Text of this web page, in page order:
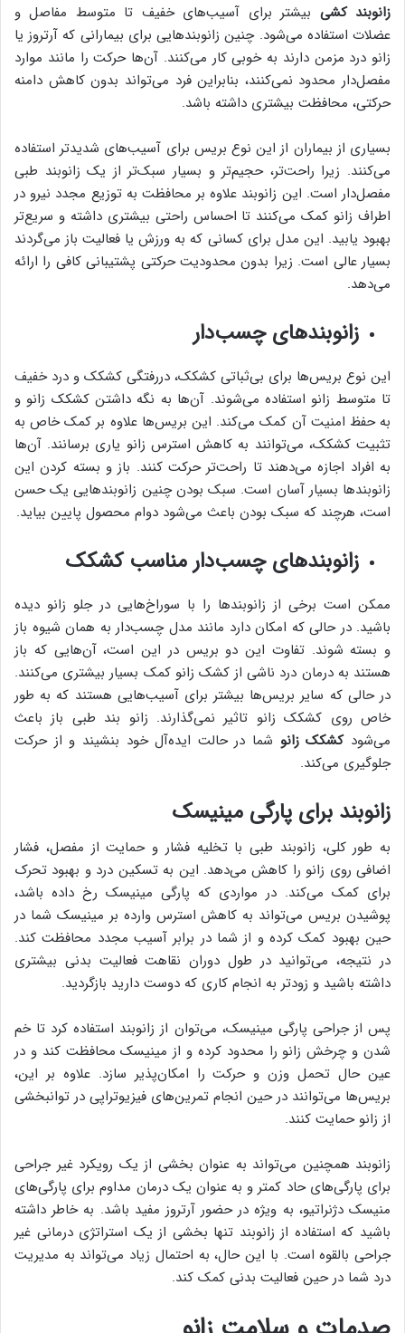
زانوبند کشی بیشتر برای آسیب‌های خفیف تا متوسط مفاصل و
عضلات استفاده می‌شود. چنین زانوبندهایی برای بیمارانی که آرتروز یا
زانو درد مزمن دارند به خوبی کار می‌کنند. آن‌ها حرکت را مانند موارد
مفصل‌دار محدود نمی‌کنند، بنابراین فرد می‌تواند بدون کاهش دامنه
حرکتی، محافظت بیشتری داشته باشد.
بسیاری از بیماران از این نوع بریس برای آسیب‌های شدیدتر استفاده
می‌کنند. زیرا راحت‌تر، حجیم‌تر و بسیار سبک‌تر از یک زانوبند طبی
مفصل‌دار است. این زانوبند علاوه بر محافظت به توزیع مجدد نیرو در
اطراف زانو کمک می‌کنند تا احساس راحتی بیشتری داشته و سریع‌تر
بهبود یابید. این مدل برای کسانی که به ورزش یا فعالیت باز می‌گردند
بسیار عالی است. زیرا بدون محدودیت حرکتی پشتیبانی کافی را ارائه
می‌دهد.
زانوبندهای چسب‌دار
این نوع بریس‌ها برای بی‌ثباتی کشکک، دررفتگی کشکک و درد خفیف
تا متوسط ​​زانو استفاده می‌شوند. آن‌ها به نگه داشتن کشکک زانو و
به حفظ امنیت آن کمک می‌کند. این بریس‌ها علاوه بر کمک خاص به
تثبیت کشکک، می‌توانند به کاهش استرس زانو یاری برسانند. آن‌ها
به افراد اجازه می‌دهند تا راحت‌تر حرکت کنند. باز و بسته کردن این
زانوبندها بسیار آسان است. سبک بودن چنین زانوبندهایی یک حسن
است، هرچند که سبک بودن باعث می‌شود دوام محصول پایین بیاید.
زانوبندهای چسب‌دار مناسب کشکک
ممکن است برخی از زانوبندها را با سوراخ‌هایی در جلو زانو دیده
باشید. در حالی که امکان دارد مانند مدل چسب‌دار به همان شیوه باز
و بسته شوند. تفاوت این دو بریس در این است، آن‌هایی که باز
هستند به درمان درد ناشی از کشک زانو کمک بسیار بیشتری می‌کنند.
در حالی که سایر بریس‌ها بیشتر برای آسیب‌هایی هستند که به طور
خاص روی کشکک زانو تاثیر نمی‌گذارند. زانو بند طبی باز باعث
می‌شودکشکک زانو شما در حالت ایده‌آل خود بنشیند و از حرکت
جلوگیری می‌کند.
زانوبند برای پارگی مینیسک
به طور کلی، زانوبند طبی با تخلیه فشار و حمایت از مفصل، فشار
اضافی روی زانو را کاهش می‌دهد. این به تسکین درد و بهبود تحرک
برای کمک می‌کند. در مواردی که پارگی مینیسک رخ داده باشد،
پوشیدن بریس می‌تواند به کاهش استرس وارده بر مینیسک شما در
حین بهبود کمک کرده و از شما در برابر آسیب مجدد محافظت کند.
در نتیجه، می‌توانید در طول دوران نقاهت فعالیت بدنی بیشتری
داشته باشید و زودتر به انجام کاری که دوست دارید بازگردید.
پس از جراحی پارگی مینیسک، می‌توان از زانوبند استفاده کرد تا خم
شدن و چرخش زانو را محدود کرده و از مینیسک محافظت کند و در
عین حال تحمل وزن و حرکت را امکان‌پذیر سازد. علاوه بر این،
بریس‌ها می‌توانند در حین انجام تمرین‌های فیزیوتراپی در توانبخشی
از زانو حمایت کنند.
زانوبند همچنین می‌تواند به عنوان بخشی از یک رویکرد غیر جراحی
برای پارگی‌های حاد کمتر و به عنوان یک درمان مداوم برای پارگی‌های
منیسک دژنراتیو، به ویژه در حضور آرتروز مفید باشد. به خاطر داشته
باشید که استفاده از زانوبند تنها بخشی از یک استراتژی درمانی غیر
جراحی بالقوه است. با این حال، به احتمال زیاد می‌تواند به مدیریت
درد شما در حین فعالیت بدنی کمک کند.